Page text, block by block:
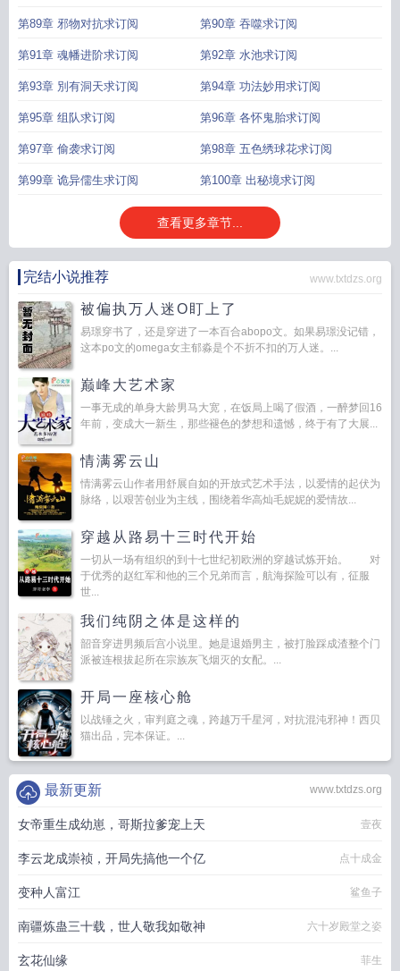
第89章 邪物对抗求订阅 第90章 吞噬求订阅
第91章 魂幡进阶求订阅 第92章 水池求订阅
第93章 別有洞天求订阅 第94章 功法妙用求订阅
第95章 组队求订阅 第96章 各怀鬼胎求订阅
第97章 偷袭求订阅 第98章 五色绣球花求订阅
第99章 诡异儒生求订阅 第100章 出秘境求订阅
查看更多章节...
完结小说推荐 www.txtdzs.org
被偏执万人迷O盯上了
易璟穿书了，还是穿进了一本百合abopo文。如果易璟没记错，
这本po文的omega女主郁淼是个不折不扣的万人迷。...
巅峰大艺术家
一事无成的单身大龄男马大宽，在饭局上喝了假酒，一醉梦回16
年前，变成大一新生，那些褪色的梦想和遗憾，终于有了大展...
情满雾云山
情满雾云山作者用舒展自如的开放式艺术手法，以爱情的起伏为
脉络，以艰苦创业为主线，围绕着华高灿毛妮妮的爱情故...
穿越从路易十三时代开始
一切从一场有组织的到十七世纪初欧洲的穿越试炼开始。 对
于优秀的赵红军和他的三个兄弟而言，航海探险可以有，征服
世...
我们纯阴之体是这样的
韶音穿进男频后宫小说里。她是退婚男主，被打脸踩成渣整个门
派被连根拔起所在宗族灰飞烟灭的女配。...
开局一座核心舱
以战锤之火，审判庭之魂，跨越万千星河，对抗混沌邪神！西贝
猫出品，完本保证。...
www.txtdzs.org
最新更新
女帝重生成幼崽，哥斯拉爹宠上天 壹夜
李云龙成崇祯，开局先搞他一个亿 点十成金
变种人富江 鲨鱼子
南疆炼蛊三十载，世人敬我如敬神 六十岁殿堂之姿
玄花仙缘 菲生